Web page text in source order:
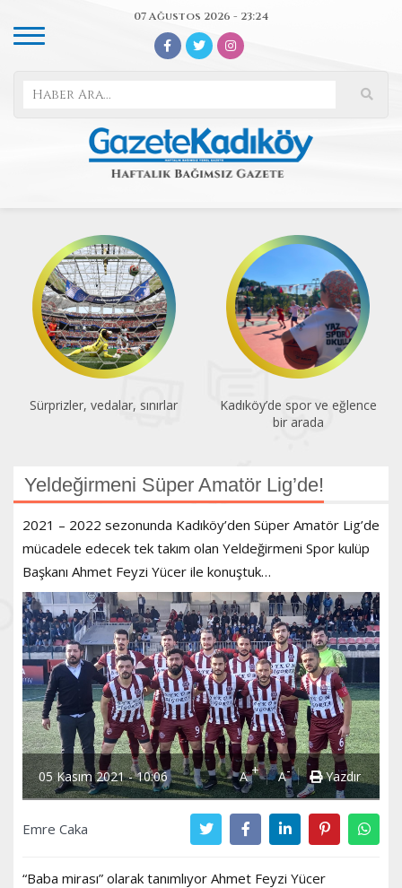
07 Ağustos 2026 - 23:24
Kadıköy’de spor ve eğlence
Acıbadem Yüzme Havuzu
yenilendi
Yeldeğirmeni Süper Amatör Lig’de!
2021 – 2022 sezonunda Kadıköy’den Süper Amatör Lig’de
mücadele edecek tek takım olan Yeldeğirmeni Spor kulüp
Başkanı Ahmet Feyzi Yücer ile konuştuk…
05 Kasım 2021 - 10:06 A+ A- Yazdır
Emre Caka
“Baba mirası” olarak tanımlıyor Ahmet Feyzi Yücer